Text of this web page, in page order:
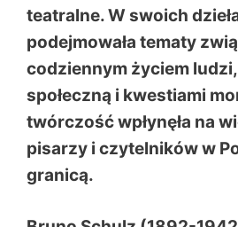
teatralne. W swoich
podejmowała tematy
codziennym życiem
społeczną i kwestiami
twórczość wpłynęła na
pisarzy i czytelników w
granicą.